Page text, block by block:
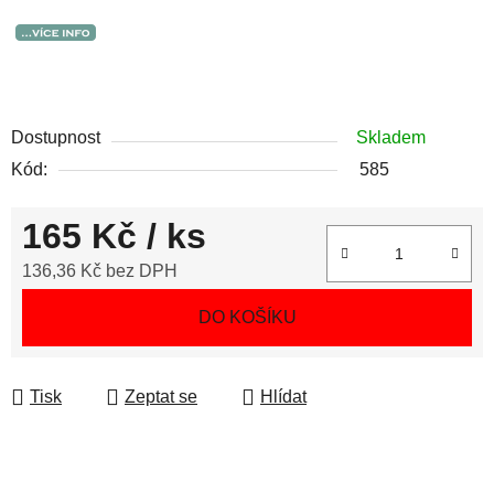
Dostupnost
Skladem
Kód:
585
165 Kč / ks
136,36 Kč bez DPH
DO KOŠÍKU
Tisk Zeptat se Hlídat